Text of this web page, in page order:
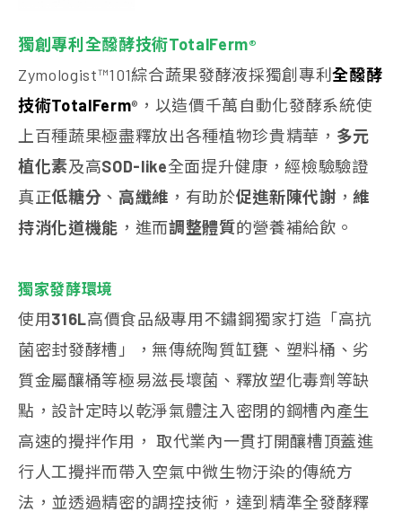
獨創專利全醱酵技術TotalFerm®
Zymologist™101綜合蔬果發酵液採獨創專利全醱酵
技術TotalFerm® ，以造價千萬自動化發酵系統使
上百種蔬果極盡釋放出各種植物珍貴精華， 多元
植化素及高SOD-like全面提升健康，經檢驗驗證
真正低糖分 、 高纖維 ，有助於促進新陳代謝 ，維
持消化道機能 ，進而調整體質的營養補給飲。
獨家發酵環境
使用316L高價食品級專用不鏽鋼獨家打造「高抗
菌密封發酵槽」，無傳統陶質缸甕、塑料桶、劣
質金屬釀桶等極易滋長壞菌、釋放塑化毒劑等缺
點，設計定時以乾淨氣體注入密閉的鋼槽內產生
高速的攪拌作用， 取代業內一貫打開釀槽頂蓋進
行人工攪拌而帶入空氣中微生物汙染的傳統方
法，並透過精密的調控技術，達到精準全發酵釋